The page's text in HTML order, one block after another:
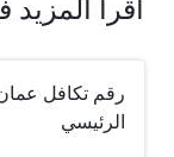
اقرأ المزيد
رقم تكافل عمان
الرئيسي